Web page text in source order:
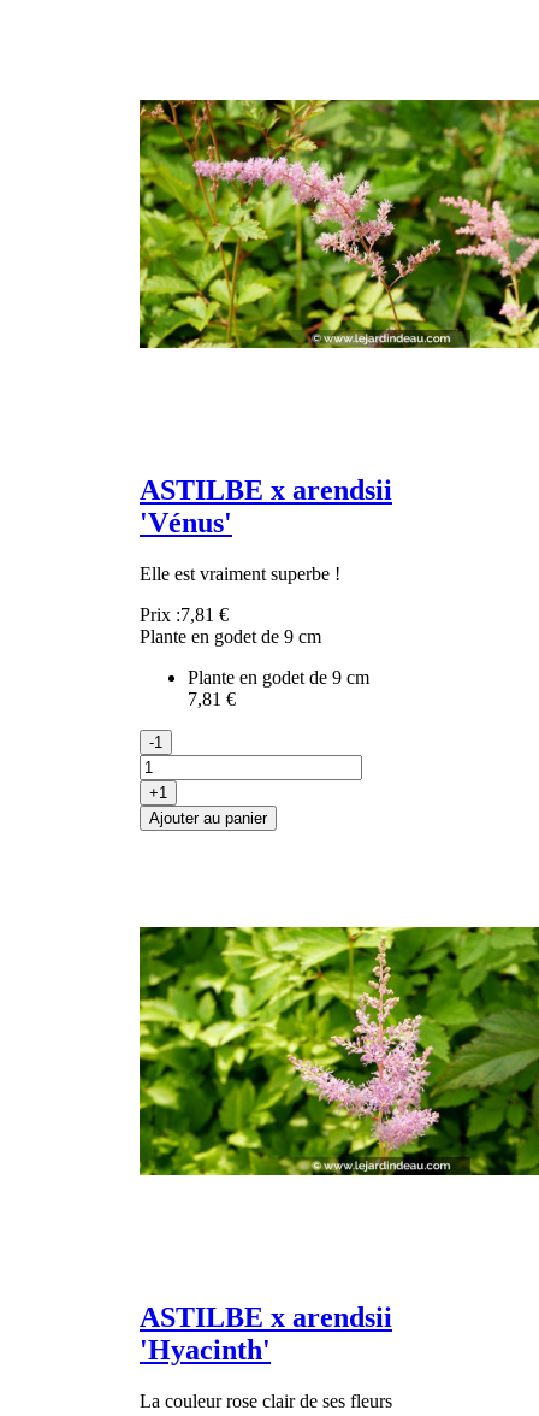
ASTILBE x arendsii
'Vénus'
Elle est vraiment superbe !
Prix :7,81 €
Plante en godet de 9 cm
Plante en godet de 9 cm
7,81 €
-1
+1
Ajouter au panier
ASTILBE x arendsii
'Hyacinth'
La couleur rose clair de ses fleurs